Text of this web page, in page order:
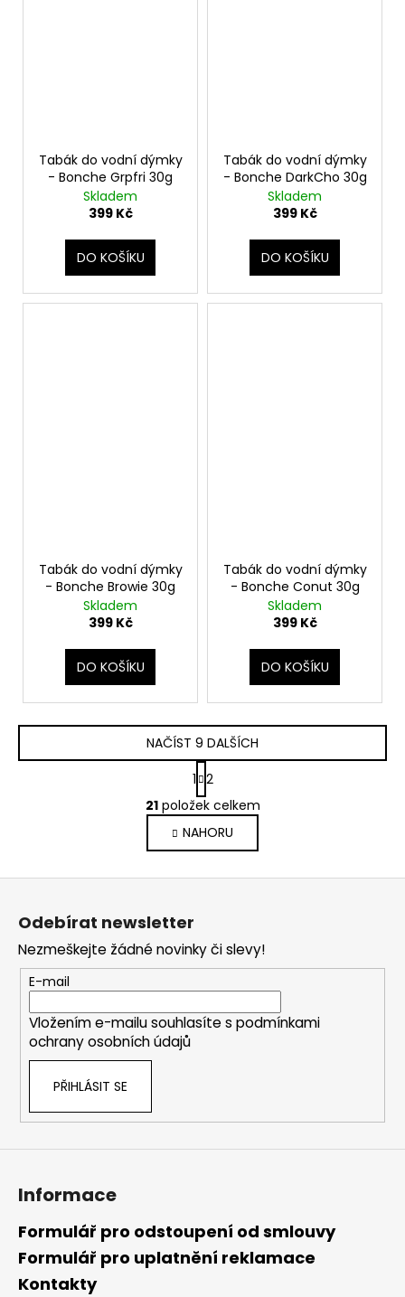
Tabák do vodní dýmky
- Bonche Grpfri 30g
Skladem
399 Kč
DO KOŠÍKU
Tabák do vodní dýmky
- Bonche DarkCho 30g
Skladem
399 Kč
DO KOŠÍKU
Tabák do vodní dýmky
- Bonche Browie 30g
Skladem
399 Kč
DO KOŠÍKU
Tabák do vodní dýmky
- Bonche Conut 30g
Skladem
399 Kč
DO KOŠÍKU
O
v
l
á
d
p
r
v
k
y
u
NAČÍST 9 DALŠÍCH
S
t
r
á
n
k
1 2
21položek celkem
NAHORU
Z
Odebírat newsletter
Nezmeškejte žádné novinky či slevy!
E-mail
Vložením e-mailu souhlasíte s podmínkami
ochrany osobních údajů
PŘIHLÁSIT SE
Informace
Formulář pro odstoupení od smlouvy
Formulář pro uplatnění reklamace
Kontakty